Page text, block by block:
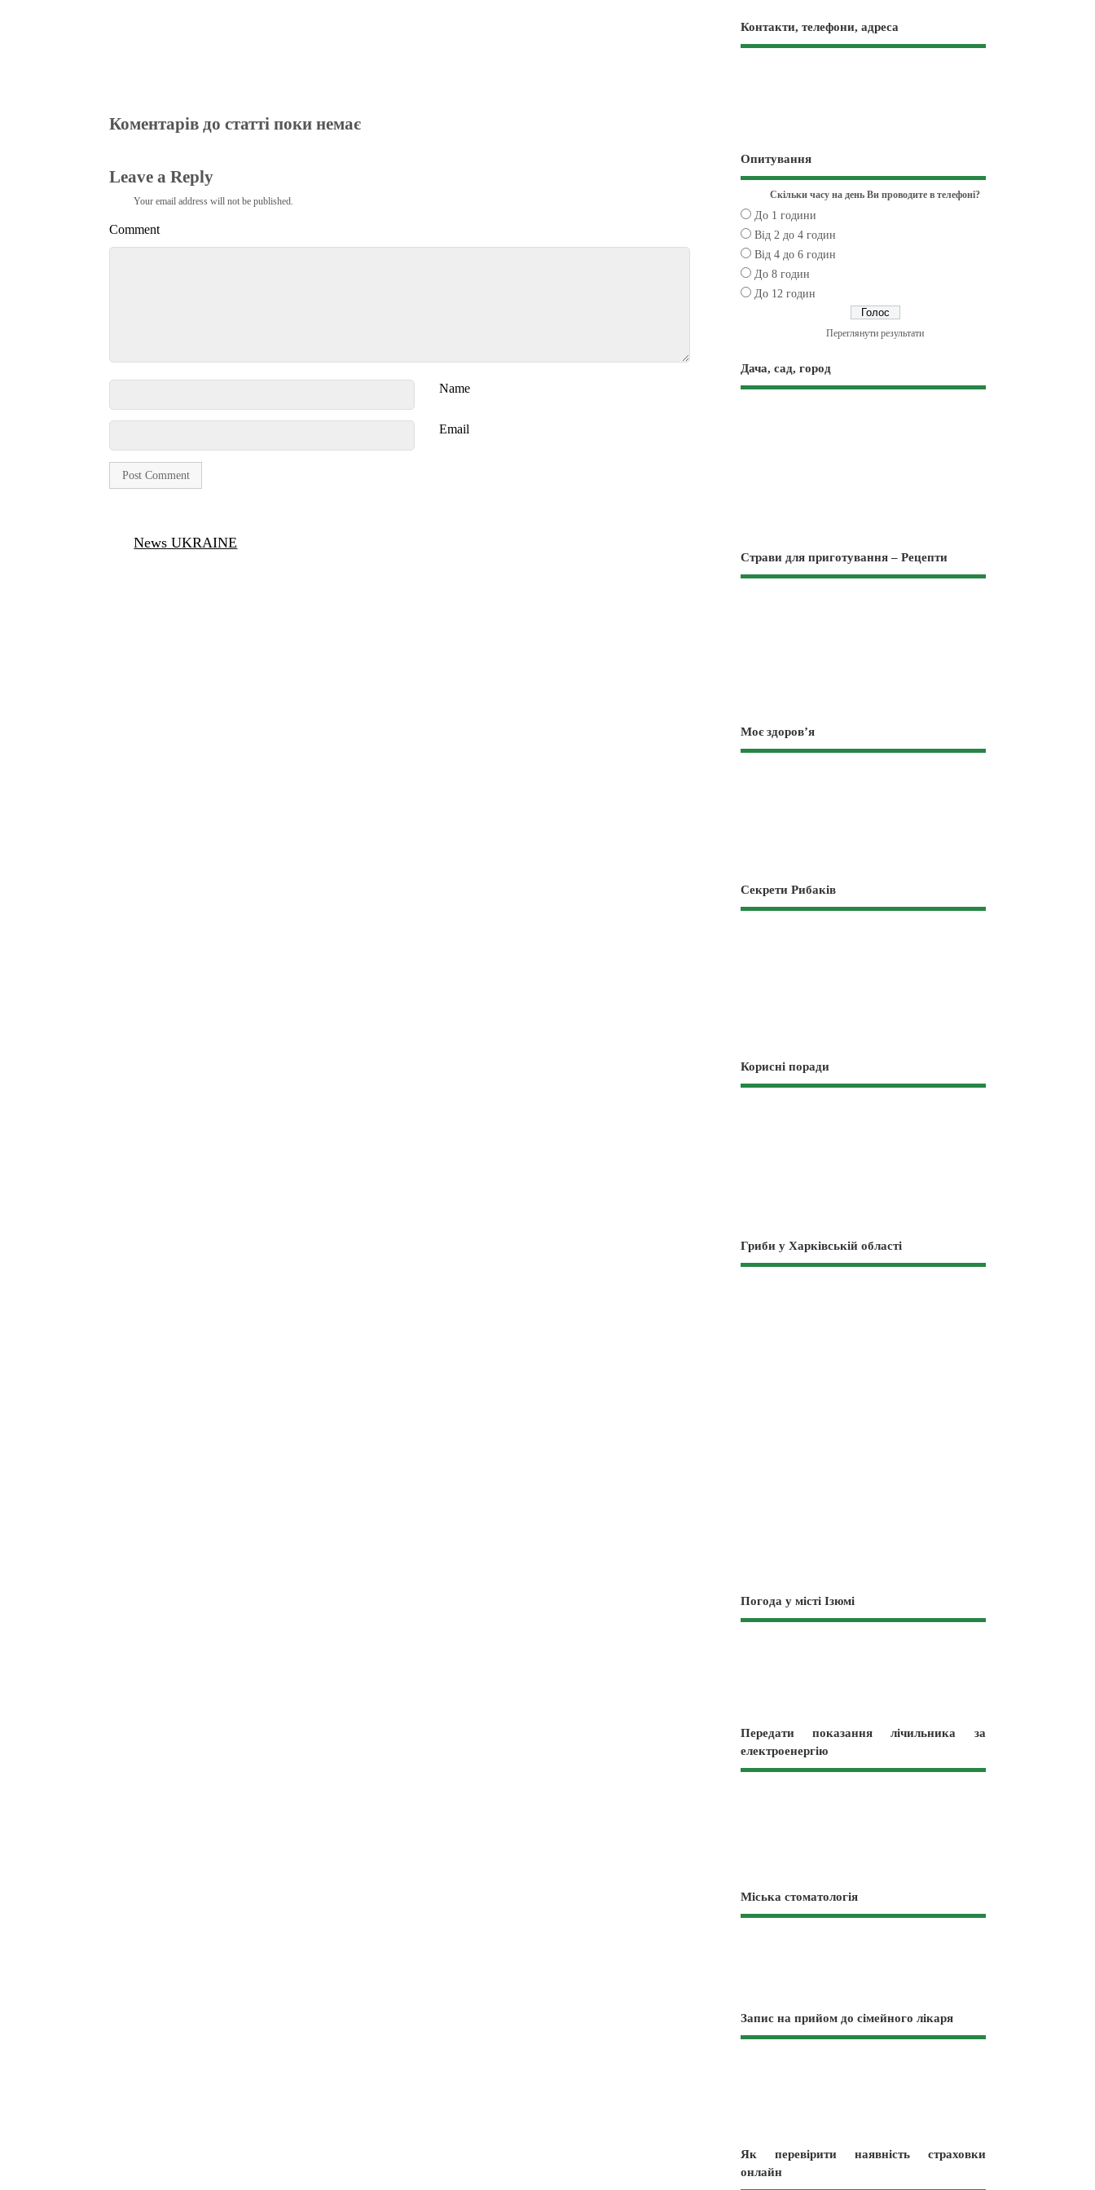
Коментарів до статті поки немає
Leave a Reply
Your email address will not be published.
Comment
Name
Email
News UKRAINE
Контакти, телефони, адреса
Опитування
Скільки часу на день Ви проводите в телефоні?
До 1 години
Від 2 до 4 годин
Від 4 до 6 годин
До 8 годин
До 12 годин
Переглянути результати
Дача, сад, город
Страви для приготування – Рецепти
Моє здоров’я
Секрети Рибаків
Корисні поради
Гриби у Харківській області
Погода у місті Ізюмі
Передати показання лічильника за
електроенергію
Міська стоматологія
Запис на прийом до сімейного лікаря
Як перевірити наявність страховки
онлайн